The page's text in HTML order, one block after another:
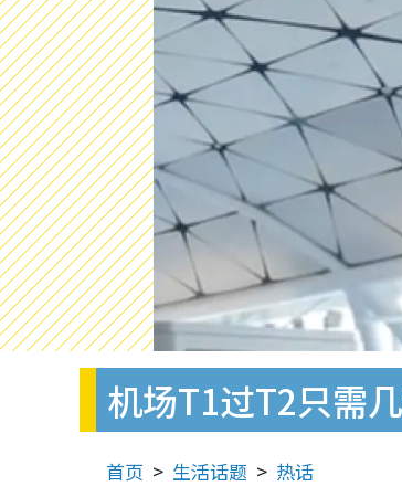
机场T1过T2只需
首页 生活话题 热话